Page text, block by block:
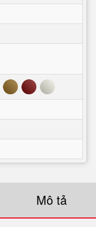
Nâu Đỏ Trắng
Mô tả